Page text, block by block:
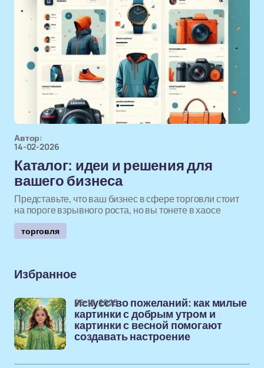
Автор:
14-02-2026
Каталог: идеи и решения для
вашего бизнеса
Представьте, что ваш бизнес в сфере торговли стоит
на пороге взрывного роста, но вы тонете в хаосе
торговля
Избранное
Искусство пожеланий: как милые
картинки с добрым утром и
картинки с весной помогают
создавать настроение
25-12-2025